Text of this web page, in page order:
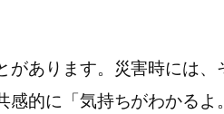
あります。災害時には、
的に「気持ちがわかるよ